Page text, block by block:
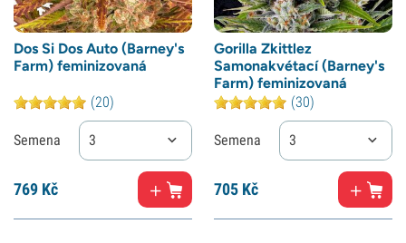
Dos Si Dos Auto (Barney's
Farm) feminizovaná
(20)
Semena 3
769 Kč
Gorilla Zkittlez
Samonakvétací (Barney's
Farm) feminizovaná
(30)
Semena 3
705 Kč